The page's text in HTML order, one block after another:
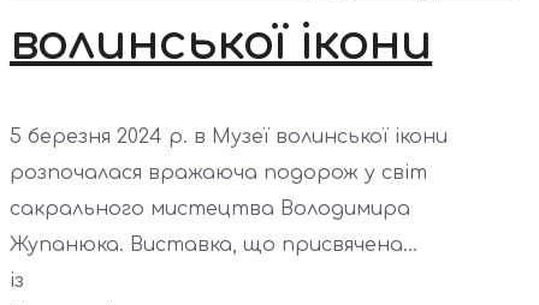
волинської ікони
5 березня 2024 р. в Музеї волинської ікони
розпочалася вражаюча подорож у світ
сакрального мистецтва Володимира
Жупанюка. Виставка, що присвячена...
із